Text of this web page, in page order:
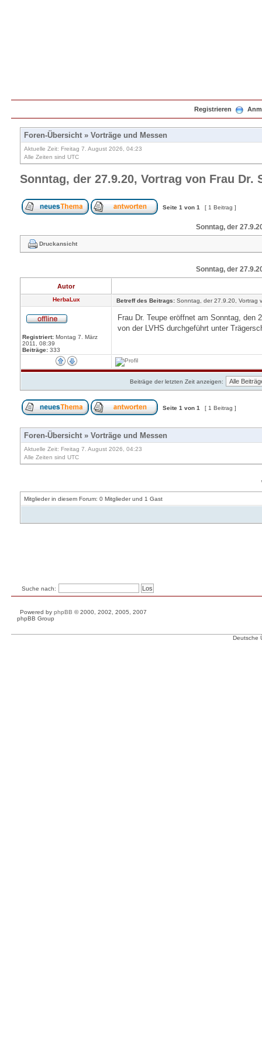
Registrieren
Foren-Übersicht » Vorträge und Messen
Aktuelle Zeit: Freitag 7. August 2026, 04:23
Alle Zeiten sind UTC
Sonntag, der 27.9.20, Vortrag von Frau Dr.
Seite 1 von 1 [ 1 Beitrag ]
Sonntag, der
Druckansicht
Sonntag, der
Autor
HerbaLux Betreff des Beitrags: Sonntag, der 27.9.20, Vortrag
Registriert: Montag 7. März
2011, 08:39
Beiträge: 333
Frau Dr. Teupe eröffnet am Sonntag,
von der LVHS durchgeführt unter
Beiträge der letzten Zeit anzeigen:
Seite 1 von 1 [ 1 Beitrag ]
Foren-Übersicht » Vorträge und Messen
Aktuelle Zeit: Freitag 7. August 2026, 04:23
Alle Zeiten sind UTC
Mitglieder in diesem Forum: 0 Mitglieder und 1 Gast
Suche nach:
Powered by phpBB © 2000, 2002, 2005, 2007
phpBB Group
Deutsche